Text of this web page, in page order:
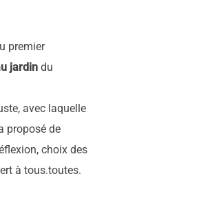
premier
jardin du
avec laquelle
proposé de
choix des
à tous.toutes.